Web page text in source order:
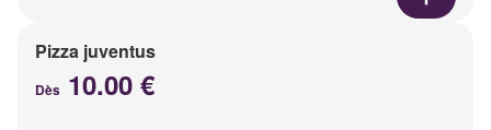
Pizza juventus
Dès 10.00 €